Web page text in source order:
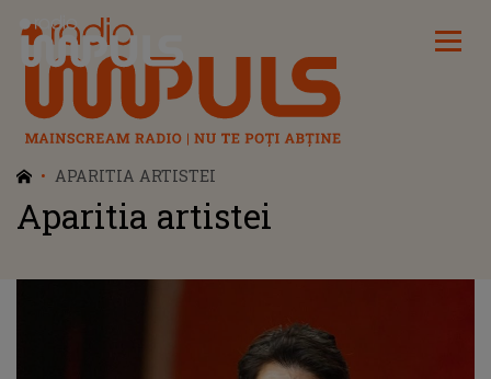
Radio Impuls
APARITIA ARTISTEI
Aparitia artistei